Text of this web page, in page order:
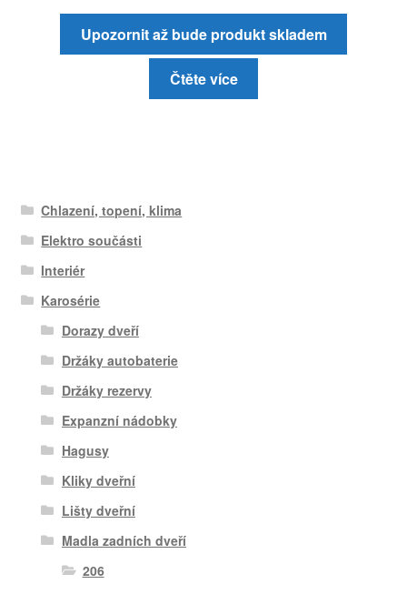
Upozornit až bude produkt skladem
Čtěte více
Chlazení, topení, klima
Elektro součásti
Interiér
Karosérie
Dorazy dveří
Držáky autobaterie
Držáky rezervy
Expanzní nádobky
Hagusy
Kliky dveřní
Lišty dveřní
Madla zadních dveří
206